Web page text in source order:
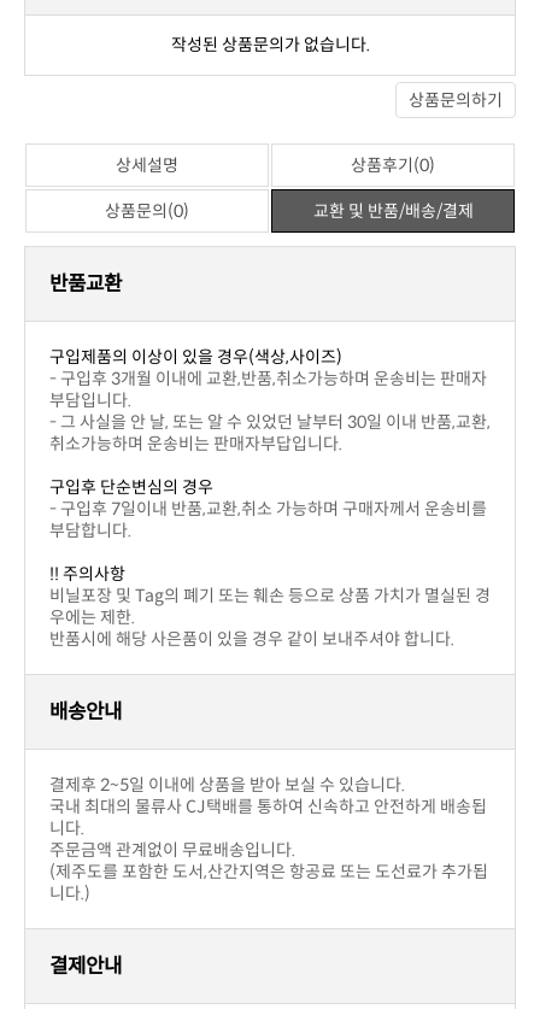
작성된 상품문의가 없습니다.
상품문의하기
상세설명 상품후기(0)
상품문의(0) 교환 및 반품/배송/결제
반품교환
구입제품의 이상이 있을 경우(색상,사이즈)
부담입니다.
취소가능하며 운송비는 판매자부답입니다.
구입후 단순변심의 경우
부담합니다.
!! 주의사항
우에는 제한.
반품시에 해당 사은품이 있을 경우 같이 보내주셔야 합니다.
배송안내
결제후 2~5일 이내에 상품을 받아 보실 수 있습니다.
니다.
주문금액 관계없이 무료배송입니다.
니다.)
결제안내